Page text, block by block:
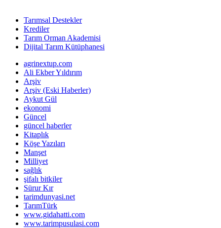
Tarımsal Destekler
Krediler
Tarım Orman Akademisi
Dijital Tarım Kütüphanesi
agrinextup.com
Ali Ekber Yıldırım
Arşiv
Arşiv (Eski Haberler)
Aykut Gül
ekonomi
Güncel
güncel haberler
Kitaplık
Köşe Yazıları
Manşet
Milliyet
sağlık
şifalı bitkiler
Sürur Kır
tarimdunyasi.net
TarımTürk
www.gidahatti.com
www.tarimpusulasi.com